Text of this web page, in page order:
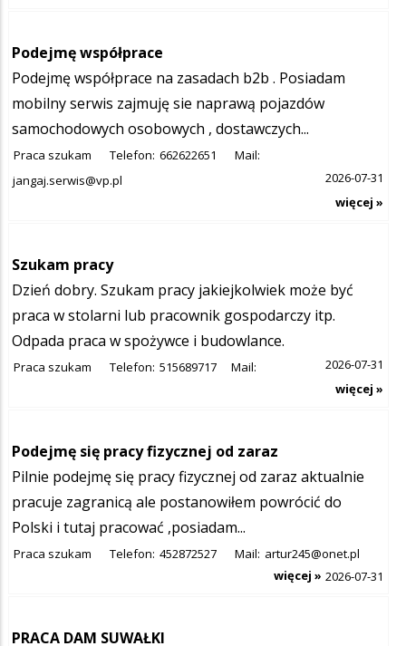
Podejmę współprace
Podejmę współprace na zasadach b2b . Posiadam
mobilny serwis zajmuję sie naprawą pojazdów
samochodowych osobowych , dostawczych...
Praca szukam Telefon: 662622651
Mail:
jangaj.serwis@vp.pl
2026-07-31
więcej »
Szukam pracy
Dzień dobry. Szukam pracy jakiejkolwiek może być
praca w stolarni lub pracownik gospodarczy itp.
Odpada praca w spożywce i budowlance.
Praca szukam Telefon: 515689717 Mail:
2026-07-31
więcej »
Podejmę się pracy fizycznej od zaraz
Pilnie podejmę się pracy fizycznej od zaraz aktualnie
pracuje zagranicą ale postanowiłem powrócić do
Polski i tutaj pracować ,posiadam...
Praca szukam Telefon: 452872527 Mail: artur245@onet.pl
2026-07-31
więcej »
PRACA DAM SUWAŁKI